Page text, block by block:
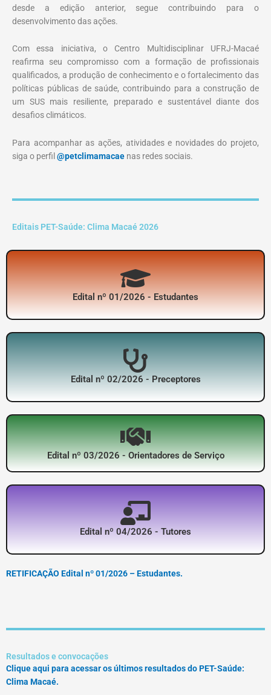
desde a edição anterior, segue contribuindo para o
desenvolvimento das ações.
Com essa iniciativa, o Centro Multidisciplinar UFRJ-Macaé
reafirma seu compromisso com a formação de profissionais
qualificados, a produção de conhecimento e o fortalecimento das
políticas públicas de saúde, contribuindo para a construção de
um SUS mais resiliente, preparado e sustentável diante dos
desafios climáticos.
Para acompanhar as ações, atividades e novidades do projeto,
siga o perfil @petclimamacae nas redes sociais.
Editais PET-Saúde: Clima Macaé 2026
Edital nº 01/2026 - Estudantes
Edital nº 02/2026 - Preceptores
Edital nº 03/2026 - Orientadores de Serviço
Edital nº 04/2026 - Tutores
RETIFICAÇÃO Edital nº 01/2026 – Estudantes.
Resultados e convocações
Clique aqui para acessar os últimos resultados do PET-Saúde:
Clima Macaé.